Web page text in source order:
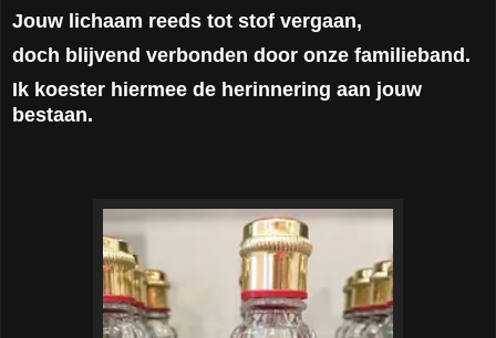
Jouw lichaam reeds tot stof vergaan,
doch blijvend verbonden door onze familieband.
Ik koester hiermee de herinnering aan jouw
bestaan.